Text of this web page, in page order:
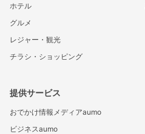
ホテル
グルメ
レジャー・観光
チラシ・ショッピング
提供サービス
おでかけ情報メディアaumo
ビジネスaumo